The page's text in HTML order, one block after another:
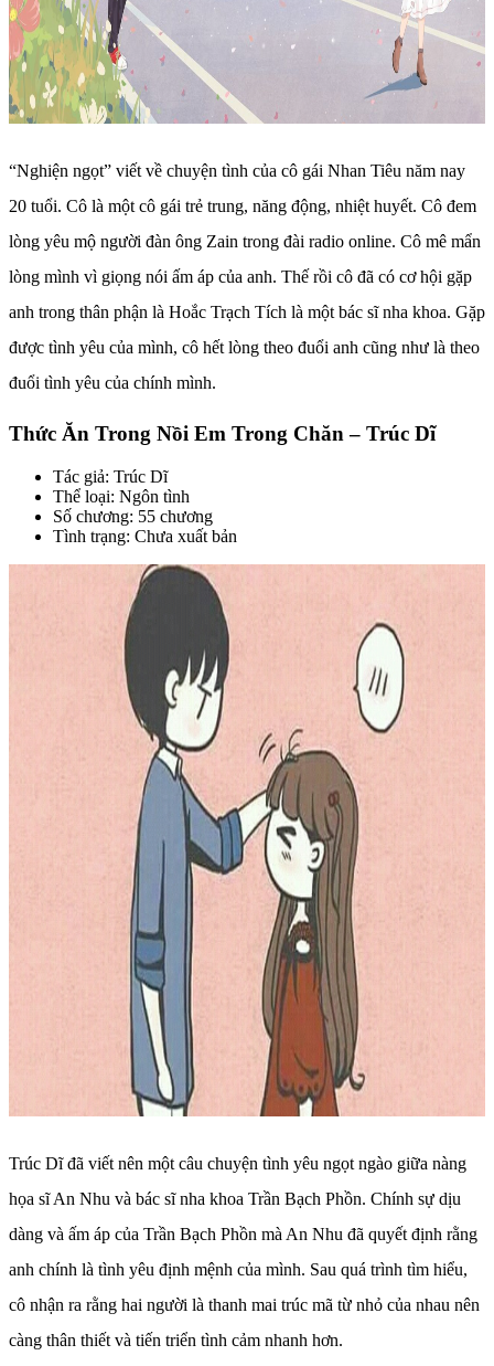
“Nghiện ngọt” viết về chuyện tình của cô gái Nhan Tiêu năm nay
20 tuổi. Cô là một cô gái trẻ trung, năng động, nhiệt huyết. Cô đem
lòng yêu mộ người đàn ông Zain trong đài radio online. Cô mê mẩn
lòng mình vì giọng nói ấm áp của anh. Thế rồi cô đã có cơ hội gặp
anh trong thân phận là Hoắc Trạch Tích là một bác sĩ nha khoa. Gặp
được tình yêu của mình, cô hết lòng theo đuổi anh cũng như là theo
đuổi tình yêu của chính mình.
Thức Ăn Trong Nồi Em Trong Chăn – Trúc Dĩ
Tác giả: Trúc Dĩ
Thể loại: Ngôn tình
Số chương: 55 chương
Tình trạng: Chưa xuất bản
Trúc Dĩ đã viết nên một câu chuyện tình yêu ngọt ngào giữa nàng
họa sĩ An Nhu và bác sĩ nha khoa Trần Bạch Phồn. Chính sự dịu
dàng và ấm áp của Trần Bạch Phồn mà An Nhu đã quyết định rằng
anh chính là tình yêu định mệnh của mình. Sau quá trình tìm hiểu,
cô nhận ra rằng hai người là thanh mai trúc mã từ nhỏ của nhau nên
càng thân thiết và tiến triển tình cảm nhanh hơn.